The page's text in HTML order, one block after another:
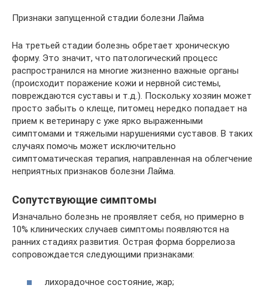
Признаки запущенной стадии болезни Лайма
На третьей стадии болезнь обретает хроническую
форму. Это значит, что патологический процесс
распространился на многие жизненно важные органы
(происходит поражение кожи и нервной системы,
повреждаются суставы и т.д.). Поскольку хозяин может
просто забыть о клеще, питомец нередко попадает на
прием к ветеринару с уже ярко выраженными
симптомами и тяжелыми нарушениями суставов. В таких
случаях помочь может исключительно
симптоматическая терапия, направленная на облегчение
неприятных признаков болезни Лайма.
Сопутствующие симптомы
Изначально болезнь не проявляет себя, но примерно в
10% клинических случаев симптомы появляются на
ранних стадиях развития. Острая форма боррелиоза
сопровождается следующими признаками:
лихорадочное состояние, жар;